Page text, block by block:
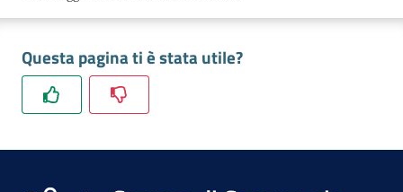
Ac
di
Questa pagina ti è stata utile?